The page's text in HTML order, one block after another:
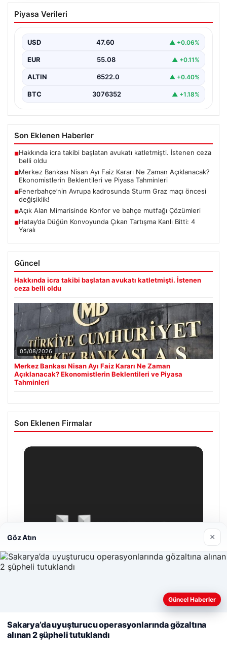
Merkez Bankası Nisan Ayı Faiz Kararı Ne
Zaman Açıklanacak? Ekonomistlerin
Türkiye Cumhuriyet Merkez Bankası (TCMB) Para
üzere…
Piyasa Verileri
USD 47.60 ▲ +0.06%
EUR 55.08 ▲ +0.11%
ALTIN 6522.0 ▲ +0.40%
BTC 3076352 ▲ +1.18%
Son Eklenen Haberler
■Hakkında icra takibi başlatan avukatı katletmişti. İstenen ceza
belli oldu
■Merkez Bankası Nisan Ayı Faiz Kararı Ne Zaman Açıklanacak?
Ekonomistlerin Beklentileri ve Piyasa Tahminleri
■Fenerbahçe’nin Avrupa kadrosunda Sturm Graz maçı öncesi
değişiklik!
■Açık Alan Mimarisinde Konfor ve bahçe mutfağı Çözümleri
■Hatay’da Düğün Konvoyunda Çıkan Tartışma Kanlı Bitti: 4
Yaralı
Güncel
Hakkında icra takibi başlatan avukatı katletmişti. İstenen
ceza belli oldu
05/08/2026
Merkez Bankası Nisan Ayı Faiz Kararı Ne Zaman
Açıklanacak? Ekonomistlerin Beklentileri ve Piyasa
Tahminleri
Son Eklenen Firmalar
Web sitemizi nasıl kullandığınızı daha iyi anlayabilmek,
kullanıyoruz.
Çerez Politikamız
Reddet Kabul Et
Göz Atın ×
Güncel Haberler
Sakarya’da uyuşturucu operasyonlarında gözaltına
alınan 2 şüpheli tutuklandı